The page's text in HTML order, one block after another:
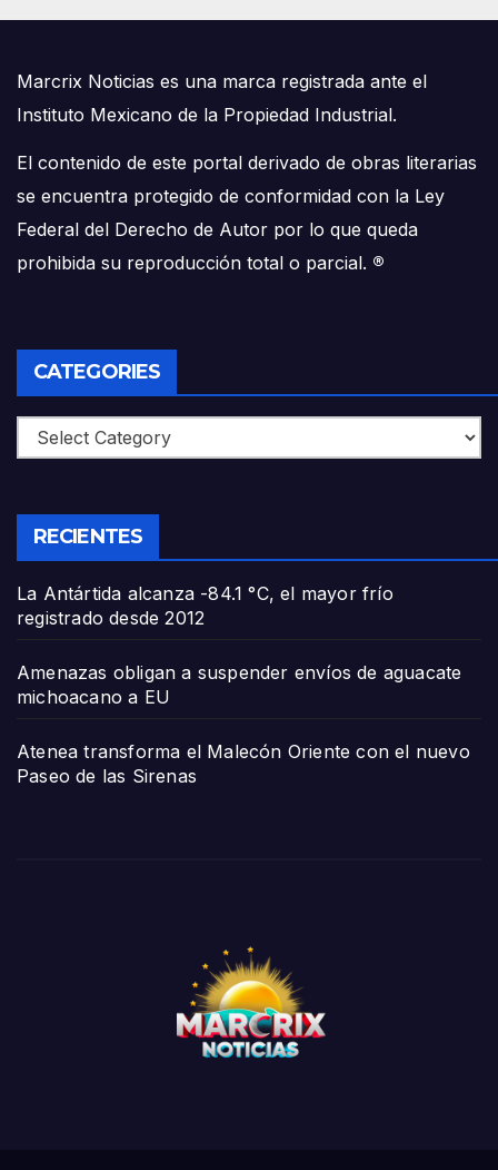
Marcrix Noticias es una marca registrada ante el
Instituto Mexicano de la Propiedad Industrial.
El contenido de este portal derivado de obras literarias
se encuentra protegido de conformidad con la Ley
Federal del Derecho de Autor por lo que queda
prohibida su reproducción total o parcial. ®
CATEGORIES
Categories
RECIENTES
La Antártida alcanza -84.1 °C, el mayor frío
registrado desde 2012
Amenazas obligan a suspender envíos de aguacate
michoacano a EU
Atenea transforma el Malecón Oriente con el nuevo
Paseo de las Sirenas